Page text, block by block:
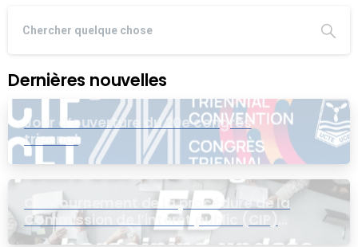
Dernières nouvelles
Jour d’ouverture du 20e congrès
triennal
Contournement de la procédure de la
Commission de l’intérêt public (CIP)
pour le groupe EB